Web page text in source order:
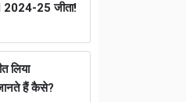
25 जीता!
लिया
हैं कैसे?